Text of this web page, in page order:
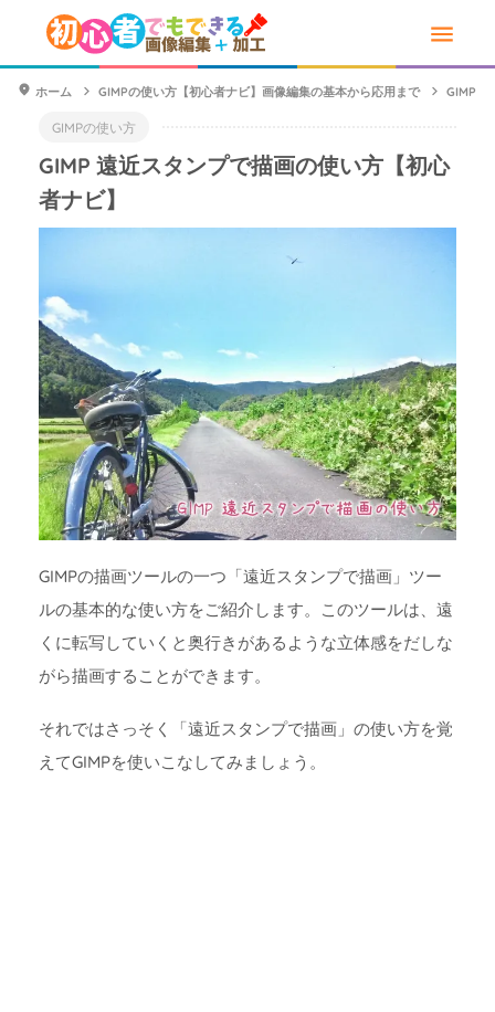
ホーム GIMPの使い方【初心者ナビ】画像編集の基本から応用まで GIMP
GIMPの使い方
GIMP 遠近スタンプで描画の使い方【初心
者ナビ】
GIMPの描画ツールの一つ「遠近スタンプで描画」ツー
ルの基本的な使い方をご紹介します。このツールは、遠
くに転写していくと奥行きがあるような立体感をだしな
がら描画することができます。
それではさっそく「遠近スタンプで描画」の使い方を覚
えてGIMPを使いこなしてみましょう。